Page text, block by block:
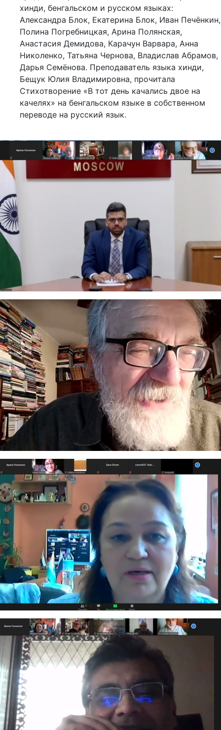
хинди, бенгальском и русском языках:
Александра Блок, Екатерина Блок, Иван Печёнкин,
Полина Погребницкая, Арина Полянская,
Анастасия Демидова, Карачун Варвара, Анна
Николенко, Татьяна Чернова, Владислав Абрамов,
Дарья Семёнова. Преподаватель языка хинди,
Бещук Юлия Владимировна, прочитала
Стихотворение «В тот день качались двое на
качелях» на бенгальском языке в собственном
переводе на русский язык.